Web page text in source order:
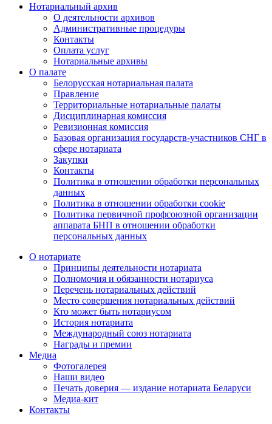
Нотариальный архив
О деятельности архивов
Административные процедуры
Контакты
Оплата услуг
Нотариальные архивы
О палате
Белорусская нотариальная палата
Правление
Территориальные нотариальные палаты
Дисциплинарная комиссия
Ревизионная комиссия
Базовая организация государств-участников СНГ в
сфере нотариата
Закупки
Контакты
Политика в отношении обработки персональных
данных
Политика в отношении обработки cookie
Политика первичной профсоюзной организации
аппарата БНП в отношении обработки
персональных данных
О нотариате
Принципы деятельности нотариата
Полномочия и обязанности нотариуса
Перечень нотариальных действий
Место совершения нотариальных действий
Кто может быть нотариусом
История нотариата
Международный союз нотариата
Награды и премии
Медиа
Фотогалерея
Наши видео
Печать доверия — издание нотариата Беларуси
Медиа-кит
Контакты